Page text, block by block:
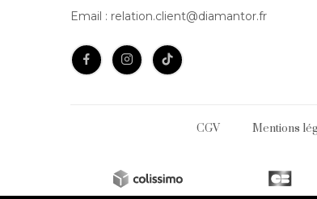
Email : relation.client@diamantor.fr
CGV Mentions